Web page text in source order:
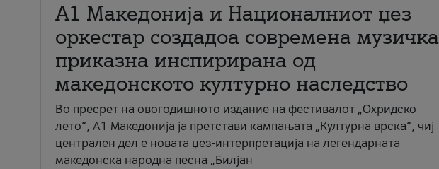
А1 Македонија и Националниот џез
оркестар создадоа современа музичка
приказна инспирирана од
македонското културно наследство
Во пресрет на овогодишното издание на фестивалот „Охридско
лето“, А1 Македонија ја претстави кампањата „Културна врска“, чиј
централен дел е новата џез-интерпретација на легендарната
македонска народна песна „Билјан